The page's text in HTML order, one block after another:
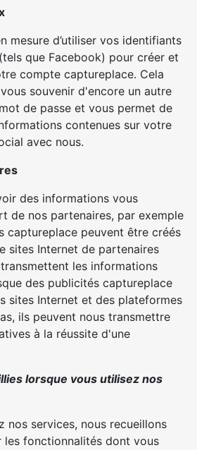
mesure d’utiliser vos identifiants
que Facebook) pour créer et
compte captureplace. Cela
souvenir d'encore un autre
de passe et vous permet de
contenues sur votre
avec nous.
des informations vous
de nos partenaires, par exemple
captureplace peuvent être créés
sites Internet de partenaires
les informations
des publicités captureplace
sites Internet et des plateformes
ils peuvent nous transmettre
à la réussite d'une
lorsque vous utilisez nos
nos services, nous recueillons
les fonctionnalités dont vous